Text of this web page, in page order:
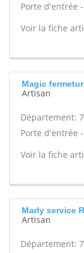
Porte d'entrée -
Voir la fiche
Magic
Artisan
Département:
Porte d'entrée -
Voir la fiche
Marly service
Artisan
Département: